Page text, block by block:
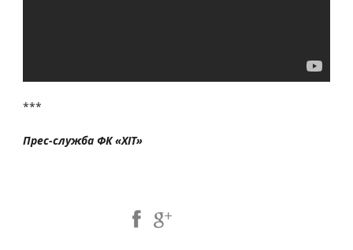
***
Прес-служба ФК «ХІТ»